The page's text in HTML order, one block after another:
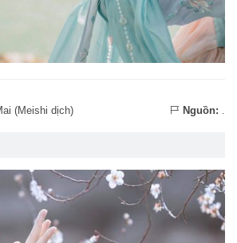
(Meishi dịch) Nguồn: .